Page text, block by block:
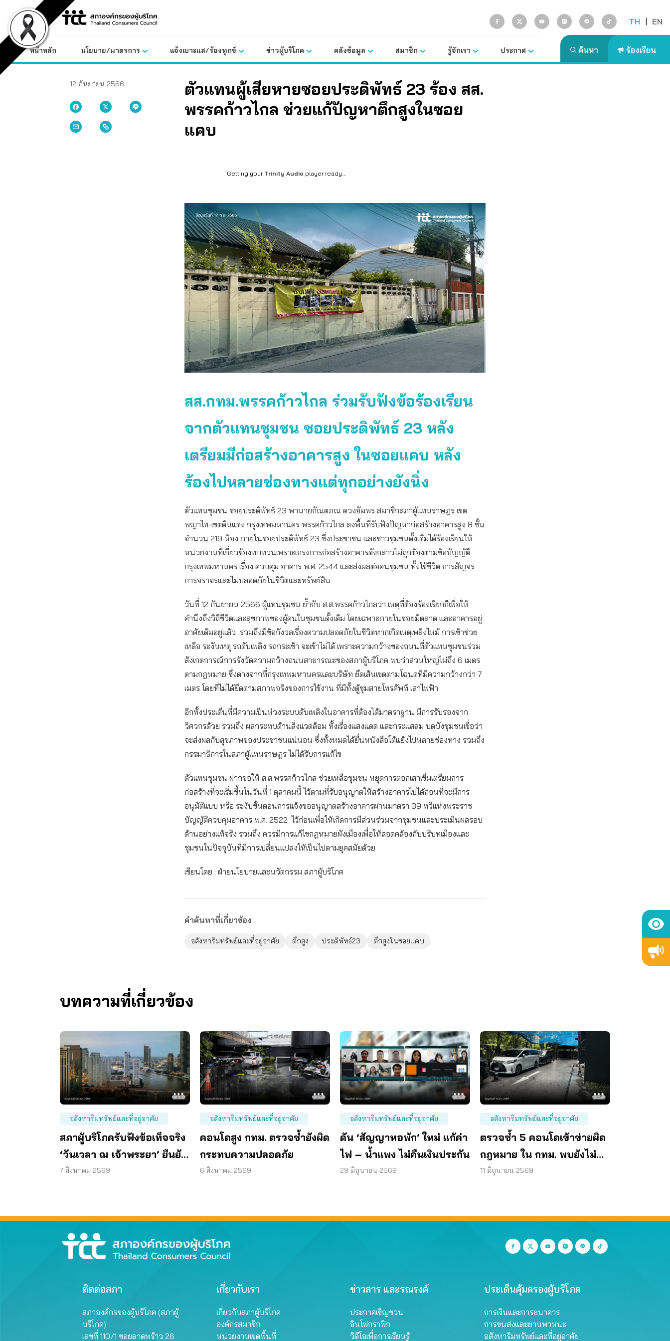
content
TH | EN
หน้าหลัก นโยบาย/มาตรการ แจ้งเบาะแส/ร้องทุกข์ ข่าวผู้บริโภค คลังข้อมูล สมาชิก รู้จักเรา ประกาศ
12 กันยายน 2566
ตัวแทนผู้เสียหายซอยประดิพัทธ์ 23 ร้อง สส.
พรรคก้าวไกล ช่วยแก้ปัญหาตึกสูงในซอย
แคบ
Getting your Trinity Audio player ready...
สส.กทม.พรรคก้าวไกล ร่วมรับฟังข้อร้องเรียน
จากตัวแทนชุมชน ซอยประดิพัทธ์ 23 หลัง
เตรียมมีก่อสร้างอาคารสูง ในซอยแคบ หลัง
ร้องไปหลายช่องทางแต่ทุกอย่างยังนิ่ง
ตัวแทนชุมชน ซอยประดิพัทธ์ 23 พานายกัณตภณ ดวงอัมพร สมาชิกสภาผู้แทนราษฎร เขต
พญาไท-เขตดินแดง กรุงเทพมหานคร พรรคก้าวไกล ลงพื้นที่รับฟังปัญหาก่อสร้างอาคารสูง 8 ชั้น
จำนวน 219 ห้อง ภายในซอยประดิพัทธ์ 23 ซึ่งประชาชน และชาวชุมชนดั้งเดิมได้ร้องเรียนให้
หน่วยงานที่เกี่ยวข้องทบทวนเพราะเกรงการก่อสร้างอาคารดังกล่าวไม่ถูกต้องตามข้อบัญญัติ
กรุงเทพมหานคร เรื่อง ควบคุม อาคาร พ.ศ. 2544 และส่งผลต่อคนชุมชน ทั้งใช้ชีวิต การสัญจร
การจราจรและไม่ปลอดภัยในชีวิตและทรัพย์สิน
วันที่ 12 กันยายน 2566 ผู้แทนชุมชน ย้ำกับ ส.ส.พรรคก้าวไกลว่า เหตุที่ต้องร้องเรียกก็เพื่อให้
คำนึงถึงวิถีชีวิตและสุขภาพของผู้คนในชุมชนดั้งเดิม โดยเฉพาะภายในซอยมีตลาด และอาคารอยู่
อาศัยเดิมอยู่แล้ว รวมถึงมีข้อกังวลเรื่องความปลอดภัยในชีวิตหากเกิดเหตุเพลิงไหม้ การเข้าช่วย
เหลือ ระงับเหตุ รถดับเพลิง รถกระเช้า จะเข้าไม่ได้ เพราะความกว้างของถนนที่ตัวแทนชุมชนร่วม
สังเกตการณ์การรังวัดความกว้างถนนสาธารณะของสภาผู้บริโภค พบว่าส่วนใหญ่ไม่ถึง 6 เมตร
ตามกฎหมาย ซึ่งต่างจากที่กรุงเทพมหานครและบริษัท ยึดเส้นเขตตามโฉนดที่มีความกว้างกว่า 7
เมตร โดยที่ไม่ได้ยึดตามสภาพจริงของการใช้งาน ที่มีทั้งตู้ชุมสายโทรศัพท์ เสาไฟฟ้า
อีกทั้งประเด็นที่มีความเป็นห่วงระบบดับเพลิงในอาคารที่ต้องได้มาตราฐาน มีการรับรองจาก
วิศวกรด้วย รวมถึง ผลกระทบด้านสิ่งแวดล้อม ทั้งเรื่องแสงแดด และกระแสลม บดบังชุมชนเชื่อว่า
จะส่งผลกับสุขภาพของประชาชนแน่นอน ซึ่งทั้งหมดได้ยื่นหนังสือโต้แย้งไปหลายช่องทาง รวมถึง
กรรมาธิการในสภาผู้แทนราษฎร ไม่ได้รับการแก้ไข
ตัวแทนชุมชน ฝากขอให้ ส.ส.พรรคก้าวไกล ช่วยเหลือชุมชน หยุดการตอกเสาเข็มเตรียมการ
ก่อสร้างที่จะเริ่มขึ้นในวันที่ 1 ตุลาคมนี้ ไว้ตามที่รับอนุญาตให้สร้างอาคารไปได้ก่อนที่จะมีการ
อนุมัติแบบ หรือ ระงับขั้นตอนการแจ้งขออนุญาตสร้างอาคารผ่านมาตรา 39 ทวิแห่งพระราช
บัญญัติควบคุมอาคาร พ.ศ. 2522 ไว้ก่อนเพื่อให้เกิดการมีส่วนร่วมจากชุมชนและประเมินผลรอบ
ด้านอย่างแท้จริง รวมถึง ควรมีการแก้ไขกฎหมายผังเมืองเพื่อให้สอดคล้องกับบริบทเมืองและ
ชุมชนในปัจจุบันที่มีการเปลี่ยนแปลงให้เป็นไปตามยุคสมัยด้วย
เขียนโดย : ฝ่ายนโยบายและนวัตกรรม สภาผู้บริโภค
คำค้นหาที่เกี่ยวข้อง
อสังหาริมทรัพย์และที่อยู่อาศัย ตึกสูง ประดิพัทธ์23 ตึกสูงในซอยแคบ
บทความที่เกี่ยวข้อง
อสังหาริมทรัพย์และที่อยู่อาศัย
สภาผู้บริโภครับฟังข้อเท็จจริง
‘วันเวลา ณ เจ้าพระยา’ ยืนยัน
มีถนน 6 ม. รอบอาคาร
7 สิงหาคม 2569
อสังหาริมทรัพย์และที่อยู่อาศัย
คอนโดสูง กทม. ตรวจซ้ำยังผิด
กระทบความปลอดภัย
6 สิงหาคม 2569
อสังหาริมทรัพย์และที่อยู่อาศัย
ดัน ‘สัญญาหอพัก’ ใหม่ แก้ค่า
ไฟ – น้ำแพง ไม่คืนเงินประกัน
29 มิถุนายน 2569
อสังหาริมทรัพย์และที่อยู่อาศัย
ตรวจซ้ำ 5 คอนโดเข้าข่ายผิด
กฎหมาย ใน กทม. พบยังไม่
แก้ไข ปล่อยผู้อาศัยเสี่ยงภัย
11 มิถุนายน 2569
ติดต่อสภา
สภาองค์กรของผู้บริโภค (สภาผู้
บริโภค)
เลขที่ 110/1 ซอยลาดพร้าว 26
เกี่ยวกับเรา
เกี่ยวกับสภาผู้บริโภค
องค์กรสมาชิก
หน่วยงานเขตพื้นที่
ข่าวสาร และรณรงค์
ประกาศเชิญชวน
อินโฟกราฟิก
วิดีโอเพื่อการเรียนรู้
ประเด็นคุ้มครองผู้บริโภค
การเงินและการธนาคาร
การขนส่งและยานพาหนะ
อสังหาริมทรัพย์และที่อยู่อาศัย